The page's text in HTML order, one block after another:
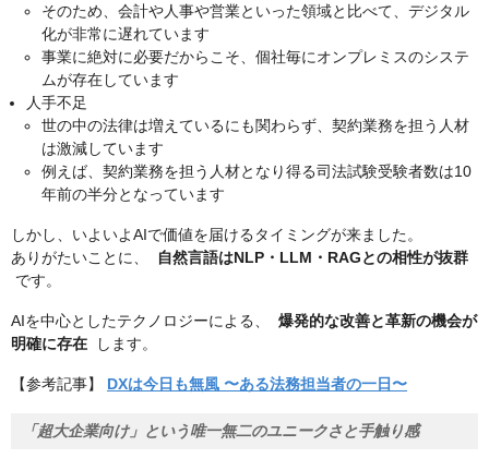
そのため、会計や人事や営業といった領域と比べて、デジタル
化が非常に遅れています
事業に絶対に必要だからこそ、個社毎にオンプレミスのシステ
ムが存在しています
人手不足
世の中の法律は増えているにも関わらず、契約業務を担う人材
は激減しています
例えば、契約業務を担う人材となり得る司法試験受験者数は10
年前の半分となっています
しかし、いよいよAIで価値を届けるタイミングが来ました。
ありがたいことに、
自然言語はNLP・LLM・RAGとの相性が抜群
です。
AIを中心としたテクノロジーによる、 爆発的な改善と革新の機会が
明確に存在 します。
【参考記事】 DXは今日も無風 〜ある法務担当者の一日〜
「超大企業向け」という唯一無二のユニークさと手触り感